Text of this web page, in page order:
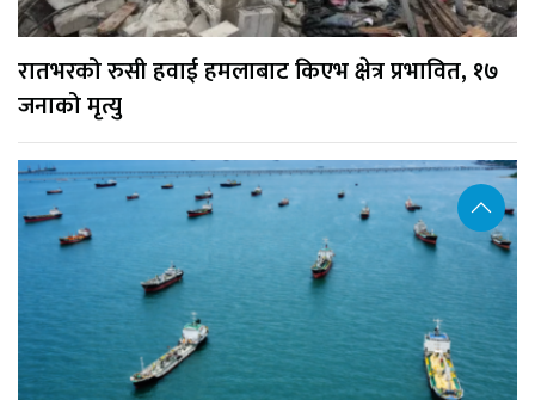
रातभरको रुसी हवाई हमलाबाट किएभ क्षेत्र प्रभावित, १७
जनाको मृत्यु